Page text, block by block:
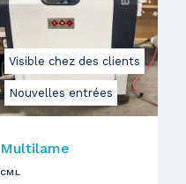
Nouvelles entrées
Visible chez des clients
Multilame
CML